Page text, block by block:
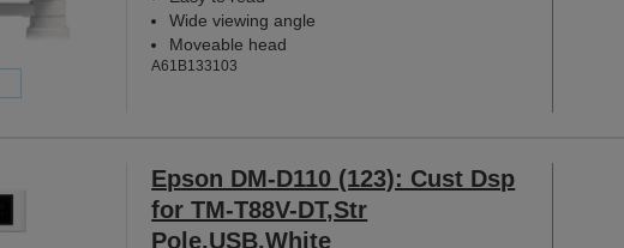
Wide viewing angle
Moveable head
A61B133103
Epson DM-D110 (123): Cust Dsp
for TM-T88V-DT,Str
Pole,USB,White